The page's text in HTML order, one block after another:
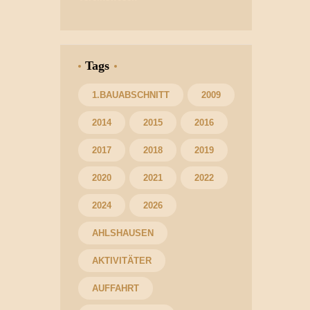
Tags
1.BAUABSCHNITT 2009
2014 2015 2016
2017 2018 2019
2020 2021 2022
2024 2026
AHLSHAUSEN
AKTIVITÄTER
AUFFAHRT